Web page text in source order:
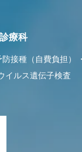
診療科
防接種（自費負担）
イルス遺伝子検査